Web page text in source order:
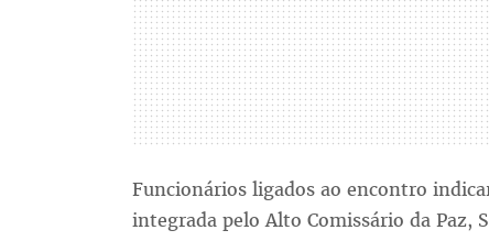
Funcionários ligados ao encontro
integrada pelo Alto Comissário da Paz,